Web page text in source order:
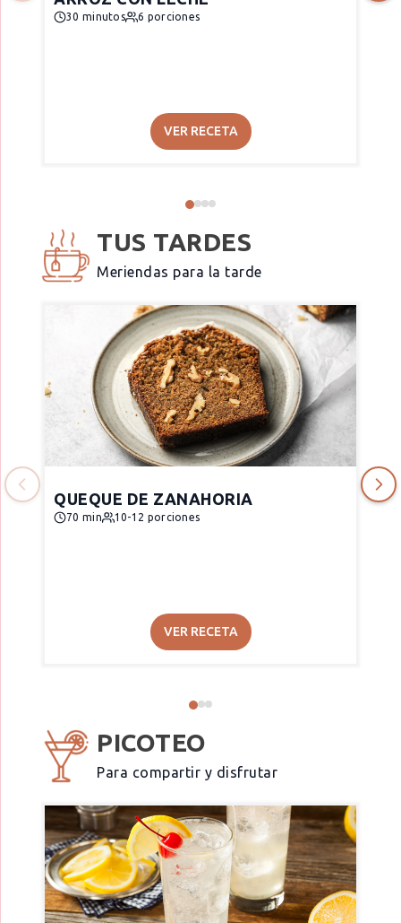
30 minutos 6 porciones
VER RECETA
TUS TARDES
Meriendas para la tarde
QUEQUE DE ZANAHORIA
70 min 10-12 porciones
VER RECETA
PICOTEO
Para compartir y disfrutar